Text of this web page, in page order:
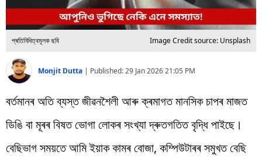
প্ৰতিনিধিত্বমূলক ছবি Image Credit source: Unsplash
Monjit Dutta | Published:29 Jan 2026 21:05 PM
বৰ্তমানৰ অতি ব্যস্ত জীৱনশৈলী আৰু ক্ৰমাগত মানসিক চাপৰ মাজত
ডিঙি বা মূৰৰ বিষত ভোগা লোকৰ সংখ্যা দ্ৰুতগতিত বৃদ্ধি পাইছে।
বেছিভাগ সময়তে আমি ইয়াক কামৰ বোজা, কম্পিউটাৰৰ সমুখত বেছি